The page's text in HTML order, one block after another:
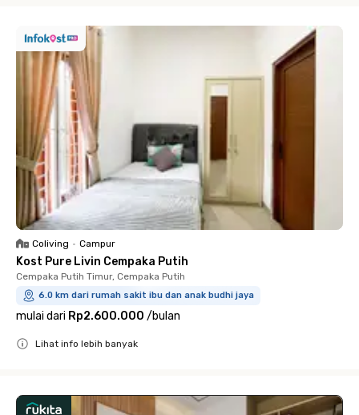
Coliving • Campur
Kost Pure Livin Cempaka Putih
Cempaka Putih Timur, Cempaka Putih
6.0 km dari rumah sakit ibu dan anak budhi jaya
mulai dari Rp2.600.000 /bulan
Lihat info lebih banyak